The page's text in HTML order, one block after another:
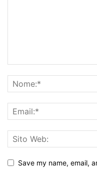
Save my name, email,